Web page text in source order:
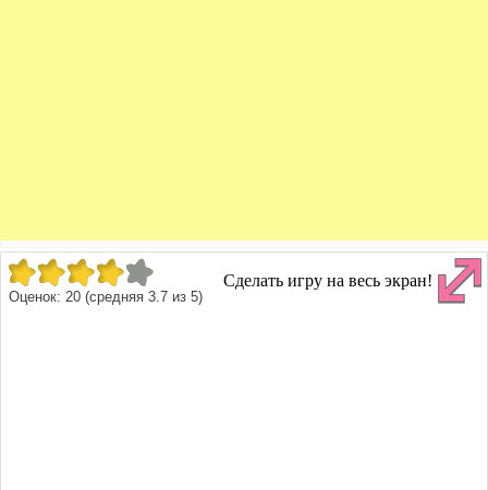
Оценок: 20 (средняя 3.7 из 5)
Сделать игру на весь экран!